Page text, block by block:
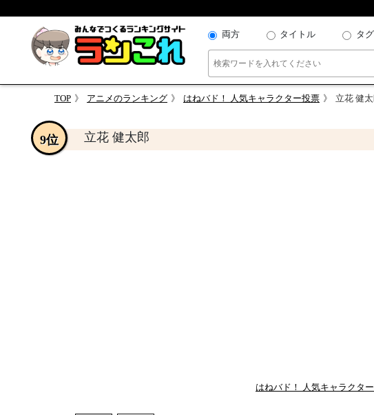
両方 タイトル タグ
TOP アニメのランキング はねバド！ 人気キャラクター投票 立花 健
立花 健太郎
9位
はねバド！ 人気キャラクタ